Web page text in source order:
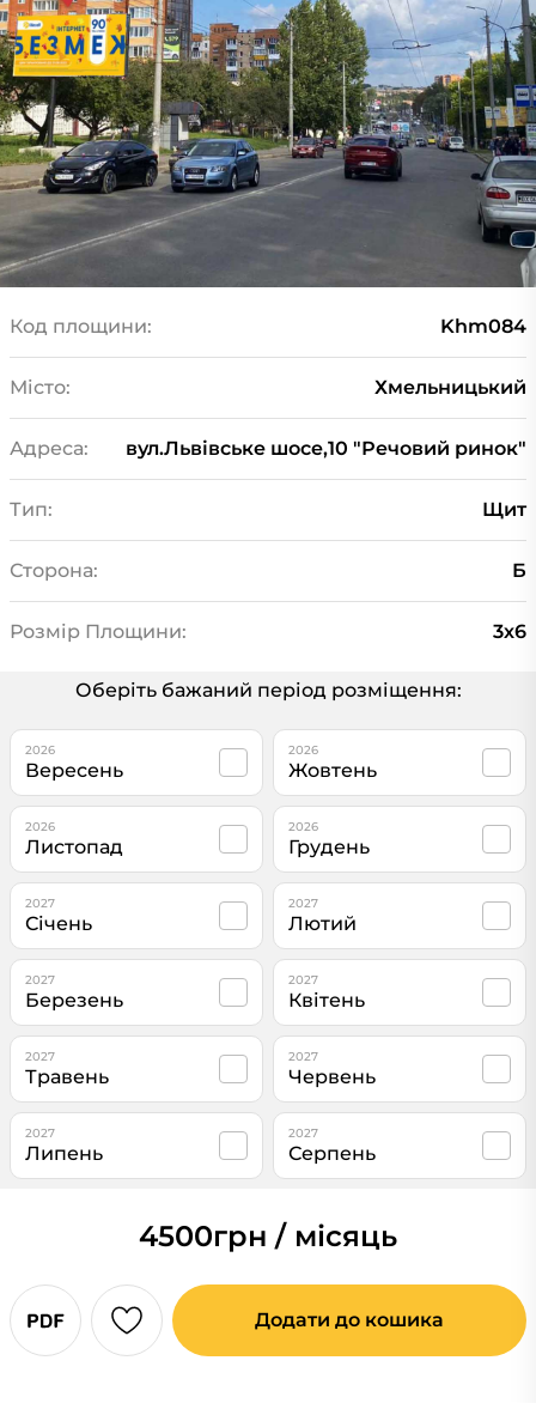
Код площини: Khm084
Місто: Хмельницький
Адреса: вул.Львівське шосе,10 "Речовий ринок"
Тип: Щит
Сторона: Б
Розмір Площини: 3х6
Оберіть бажаний період розміщення:
2026
Вересень
2026
Жовтень
2026
Листопад
2026
Грудень
2027
Січень
2027
Лютий
2027
Березень
2027
Квітень
2027
Травень
2027
Червень
2027
Липень
2027
Серпень
4500грн / місяць
Додати до кошика